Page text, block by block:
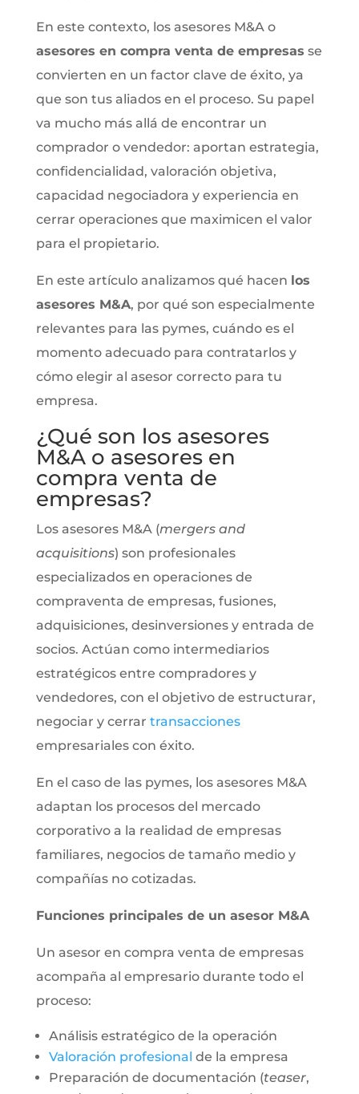
En este contexto, los asesores M&A o
asesores en compra venta de empresas se
convierten en un factor clave de éxito, ya
que son tus aliados en el proceso. Su papel
va mucho más allá de encontrar un
comprador o vendedor: aportan estrategia,
confidencialidad, valoración objetiva,
capacidad negociadora y experiencia en
cerrar operaciones que maximicen el valor
para el propietario.
En este artículo analizamos qué hacen los
asesores M&A, por qué son especialmente
relevantes para las pymes, cuándo es el
momento adecuado para contratarlos y
cómo elegir al asesor correcto para tu
empresa.
¿Qué son los asesores
M&A o asesores en
compra venta de
empresas?
Los asesores M&A (mergers and
acquisitions) son profesionales
especializados en operaciones de
compraventa de empresas, fusiones,
adquisiciones, desinversiones y entrada de
socios. Actúan como intermediarios
estratégicos entre compradores y
vendedores, con el objetivo de estructurar,
negociar y cerrar transacciones
empresariales con éxito.
En el caso de las pymes, los asesores M&A
adaptan los procesos del mercado
corporativo a la realidad de empresas
familiares, negocios de tamaño medio y
compañías no cotizadas.
Funciones principales de un asesor M&A
Un asesor en compra venta de empresas
acompaña al empresario durante todo el
proceso:
Análisis estratégico de la operación
Valoración profesional de la empresa
Preparación de documentación (teaser,